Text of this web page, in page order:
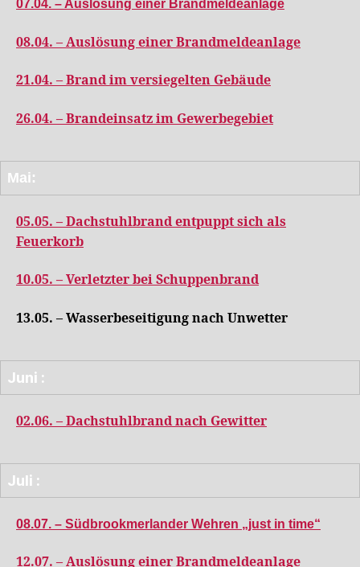
07.04. – Auslösung einer Brandmeldeanlage
08.04. – Auslösung einer Brandmeldeanlage
21.04. – Brand im versiegelten Gebäude
26.04. – Brandeinsatz im Gewerbegebiet
Mai:
05.05. – Dachstuhlbrand entpuppt sich als
Feuerkorb
10.05. – Verletzter bei Schuppenbrand
13.05. – Wasserbeseitigung nach Unwetter
Juni :
02.06. – Dachstuhlbrand nach Gewitter
Juli :
08.07. – Südbrookmerlander Wehren „just in time“
12.07. – Auslösung einer Brandmeldeanlage